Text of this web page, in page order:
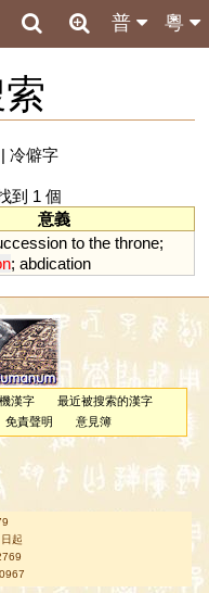
粵
普
冷僻字
到 1 個
意義
to the throne;
; abdication
漢字
最近被搜索的漢字
免責聲明 意見簿
起